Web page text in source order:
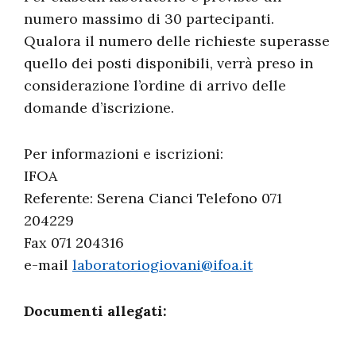
numero massimo di 30 partecipanti.
Qualora il numero delle richieste superasse
quello dei posti disponibili, verrà preso in
considerazione l’ordine di arrivo delle
domande d’iscrizione.
Per informazioni e iscrizioni:
IFOA
Referente: Serena Cianci Telefono 071
204229
Fax 071 204316
e-mail laboratoriogiovani@ifoa.it
Documenti allegati: